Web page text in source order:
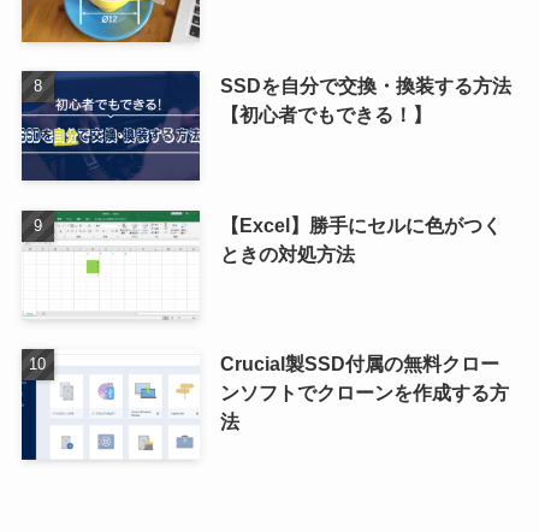
SSDを自分で交換・換装する方法
【初心者でもできる！】
【Excel】勝手にセルに色がつく
ときの対処方法
Crucial製SSD付属の無料クロー
ンソフトでクローンを作成する方
法